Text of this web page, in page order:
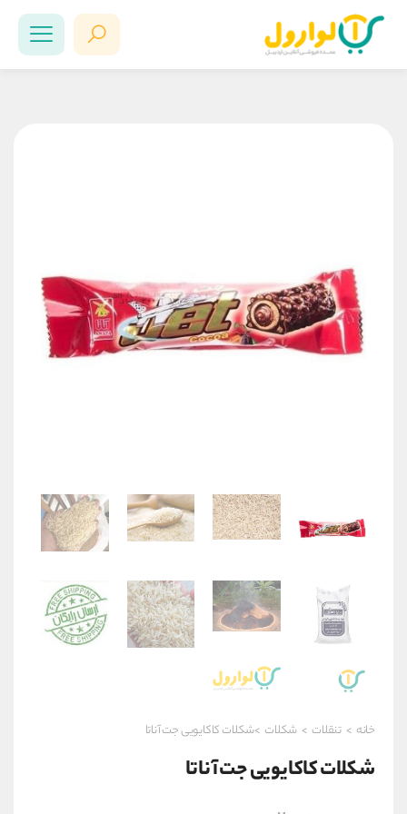
خانه > تنقلات > شکلات >شکلات کاکایویی جت آناتا
شکلات کاکایویی جت آناتا